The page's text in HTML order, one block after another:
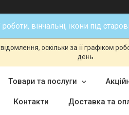
роботи, вінчальні, ікони під
оскільки за її графіком
день.
Товари та послуги
Контакти Доставка та